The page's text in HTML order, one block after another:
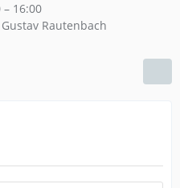
16:00
Gustav Rautenbach